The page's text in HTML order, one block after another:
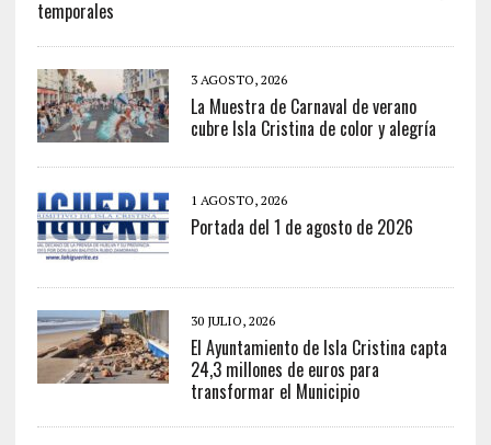
temporales
3 AGOSTO, 2026
La Muestra de Carnaval de verano
cubre Isla Cristina de color y alegría
1 AGOSTO, 2026
Portada del 1 de agosto de 2026
30 JULIO, 2026
El Ayuntamiento de Isla Cristina capta
24,3 millones de euros para
transformar el Municipio